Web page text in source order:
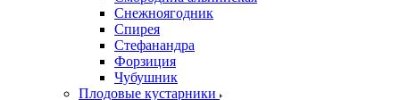
Снежноягодник
Спирея
Стефанандра
Форзиция
Чубушник
Плодовые кустарники